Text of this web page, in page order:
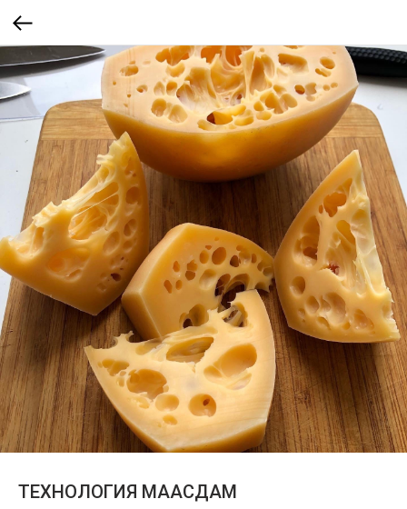
ТЕХНОЛОГИЯ МААСДАМ